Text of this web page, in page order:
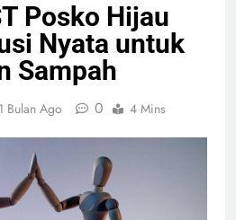
Posko Hijau
Nyata untuk
Sampah
Bulan Ago 0 4 Mins